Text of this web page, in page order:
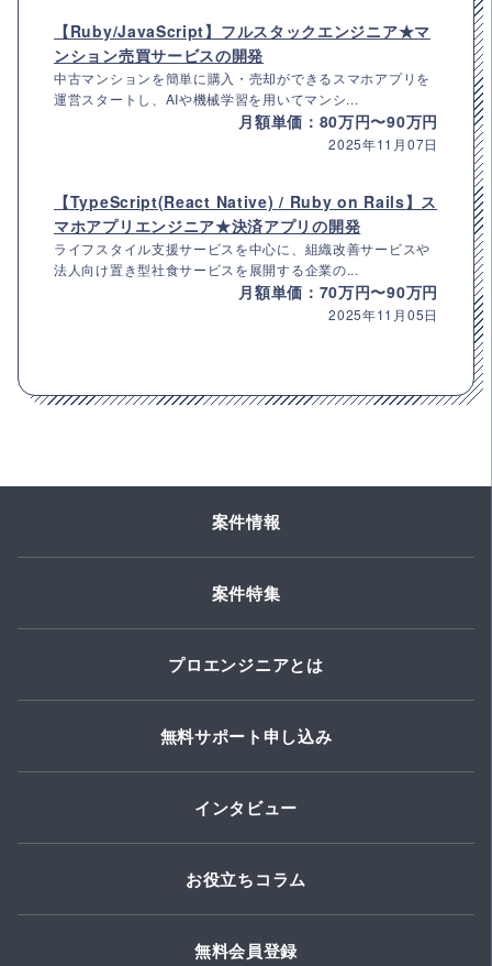
【Ruby/JavaScript】フルスタックエンジニア★マ
ンション売買サービスの開発
中古マンションを簡単に購入・売却ができるスマホアプリを
運営スタートし、AIや機械学習を用いてマンシ...
月額単価：80万円〜90万円
2025年11月07日
【TypeScript(React Native) / Ruby on Rails】ス
マホアプリエンジニア★決済アプリの開発
ライフスタイル支援サービスを中心に、組織改善サービスや
法人向け置き型社食サービスを展開する企業の...
月額単価：70万円〜90万円
2025年11月05日
案件情報
案件特集
プロエンジニアとは
無料サポート申し込み
インタビュー
お役立ちコラム
無料会員登録